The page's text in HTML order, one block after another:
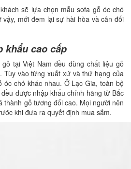
sẽ lựa chọn mẫu sofa gỗ óc chó
mới đem lại sự hài hòa và cân đối
khẩu cao cấp
tại Việt Nam đều dùng chất liệu gỗ
Tùy vào từng xuất xứ và thứ hạng của
óc chó khác nhau. Ở Lạc Gia, toàn bộ
được nhập khẩu chính hãng từ Bắc
thành gỗ tương đối cao. Mọi người nên
khi đưa ra quyết định mua sắm.